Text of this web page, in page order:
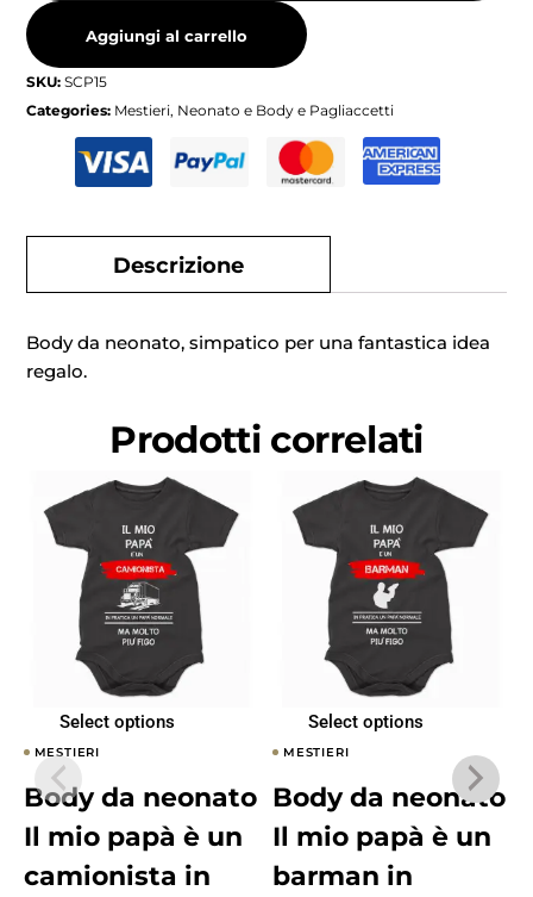
Aggiungi al carrello
SKU:SCP15
Categories: Mestieri, Neonato e Body e Pagliaccetti
Descrizione
Body da neonato, simpatico per una fantastica idea
regalo.
Prodotti correlati
Select options
MESTIERI
Body da neonato
Il mio papà è un
camionista in
Select options
MESTIERI
Body da neonato
Il mio papà è un
barman in